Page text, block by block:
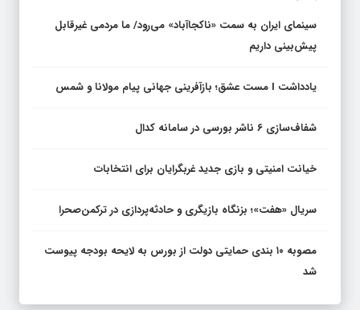
سینمای ایران به سمت «ناکجاآباد» می‌رود/ ما مردمی غیرقابل
پیش‌بینی داریم
یادداشت I مست عشق؛ بازآفرینی جهانی پیام مولانا و شمس
شفاف‌سازی ۶ ناشر بورسی در سامانه کدال
خیانت امنیتی و بازی جدید غربگرایان برای انتخابات
سریال «هفت»؛ بزنگاه بازیگری و حادثه‌پردازی در ترکمن‌صحرا
مصوبه ۱۰ بندی حمایتی دولت از بورس به لایحه بودجه پیوست
شد